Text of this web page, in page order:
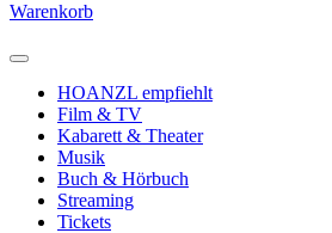
Warenkorb
HOANZL empfiehlt
Film & TV
Kabarett & Theater
Musik
Buch & Hörbuch
Streaming
Tickets